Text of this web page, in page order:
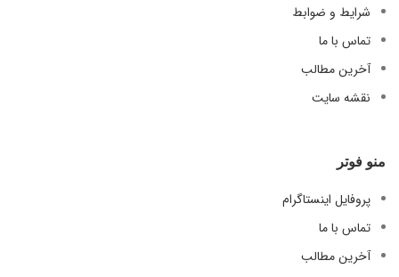
شرایط و ضوابط
تماس با ما
آخرین مطالب
نقشه سایت
منو فوتر
پروفایل اینستاگرام
تماس با ما
آخرین مطالب